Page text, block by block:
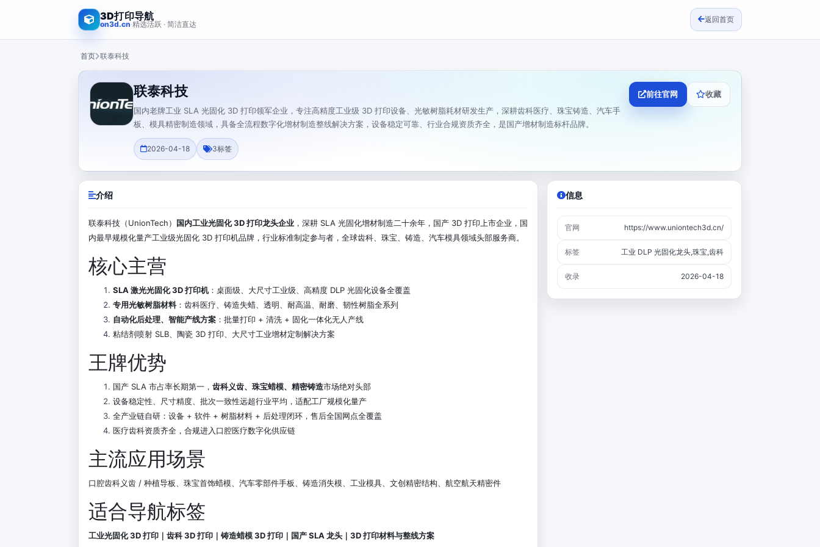
3D打印导航
on3d.cn·精选活跃 · 简洁直达
返回首页
首页 联泰科技
联泰科技
国内老牌工业 SLA 光固化 3D 打印领军企业，专注高精度工业级 3D 打印设备、光敏树脂耗材研发生产，深耕齿科医疗、珠宝铸造、汽车手
板、模具精密制造领域，具备全流程数字化增材制造整线解决方案，设备稳定可靠、行业合规资质齐全，是国产增材制造标杆品牌。
2026-04-18 3标签
前往官网 收藏
介绍
联泰科技（UnionTech） 国内工业光固化 3D 打印龙头企业 ，深耕 SLA 光固化增材制造二十余年，国产 3D 打印上市企业，国
内最早规模化量产工业级光固化 3D 打印机品牌，行业标准制定参与者，全球齿科、珠宝、铸造、汽车模具领域头部服务商。
核心主营
SLA 激光光固化 3D 打印机：桌面级、大尺寸工业级、高精度 DLP 光固化设备全覆盖
专用光敏树脂材料：齿科医疗、铸造失蜡、透明、耐高温、耐磨、韧性树脂全系列
自动化后处理、智能产线方案 ：批量打印 + 清洗 + 固化一体化无人产线
粘结剂喷射 SLB、陶瓷 3D 打印、大尺寸工业增材定制解决方案
王牌优势
国产 SLA 市占率长期第一， 齿科义齿、珠宝蜡模、精密铸造市场绝对头部
设备稳定性、尺寸精度、批次一致性远超行业平均，适配工厂规模化量产
全产业链自研：设备 + 软件 + 树脂材料 + 后处理闭环，售后全国网点全覆盖
医疗齿科资质齐全，合规进入口腔医疗数字化供应链
主流应用场景
口腔齿科义齿 / 种植导板、珠宝首饰蜡模、汽车零部件手板、铸造消失模、工业模具、文创精密结构、航空航天精密件
适合导航标签
工业光固化 3D 打印｜齿科 3D 打印｜铸造蜡模 3D 打印｜国产 SLA 龙头｜3D 打印材料与整线方案
信息
官网 https://www.uniontech3d.cn/
标签 工业 DLP 光固化龙头,珠宝,齿科
收录 2026-04-18